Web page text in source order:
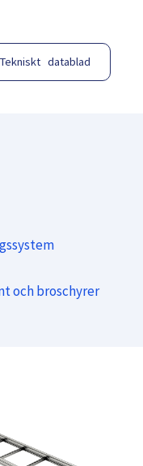
Tekniskt datablad
och broschyrer